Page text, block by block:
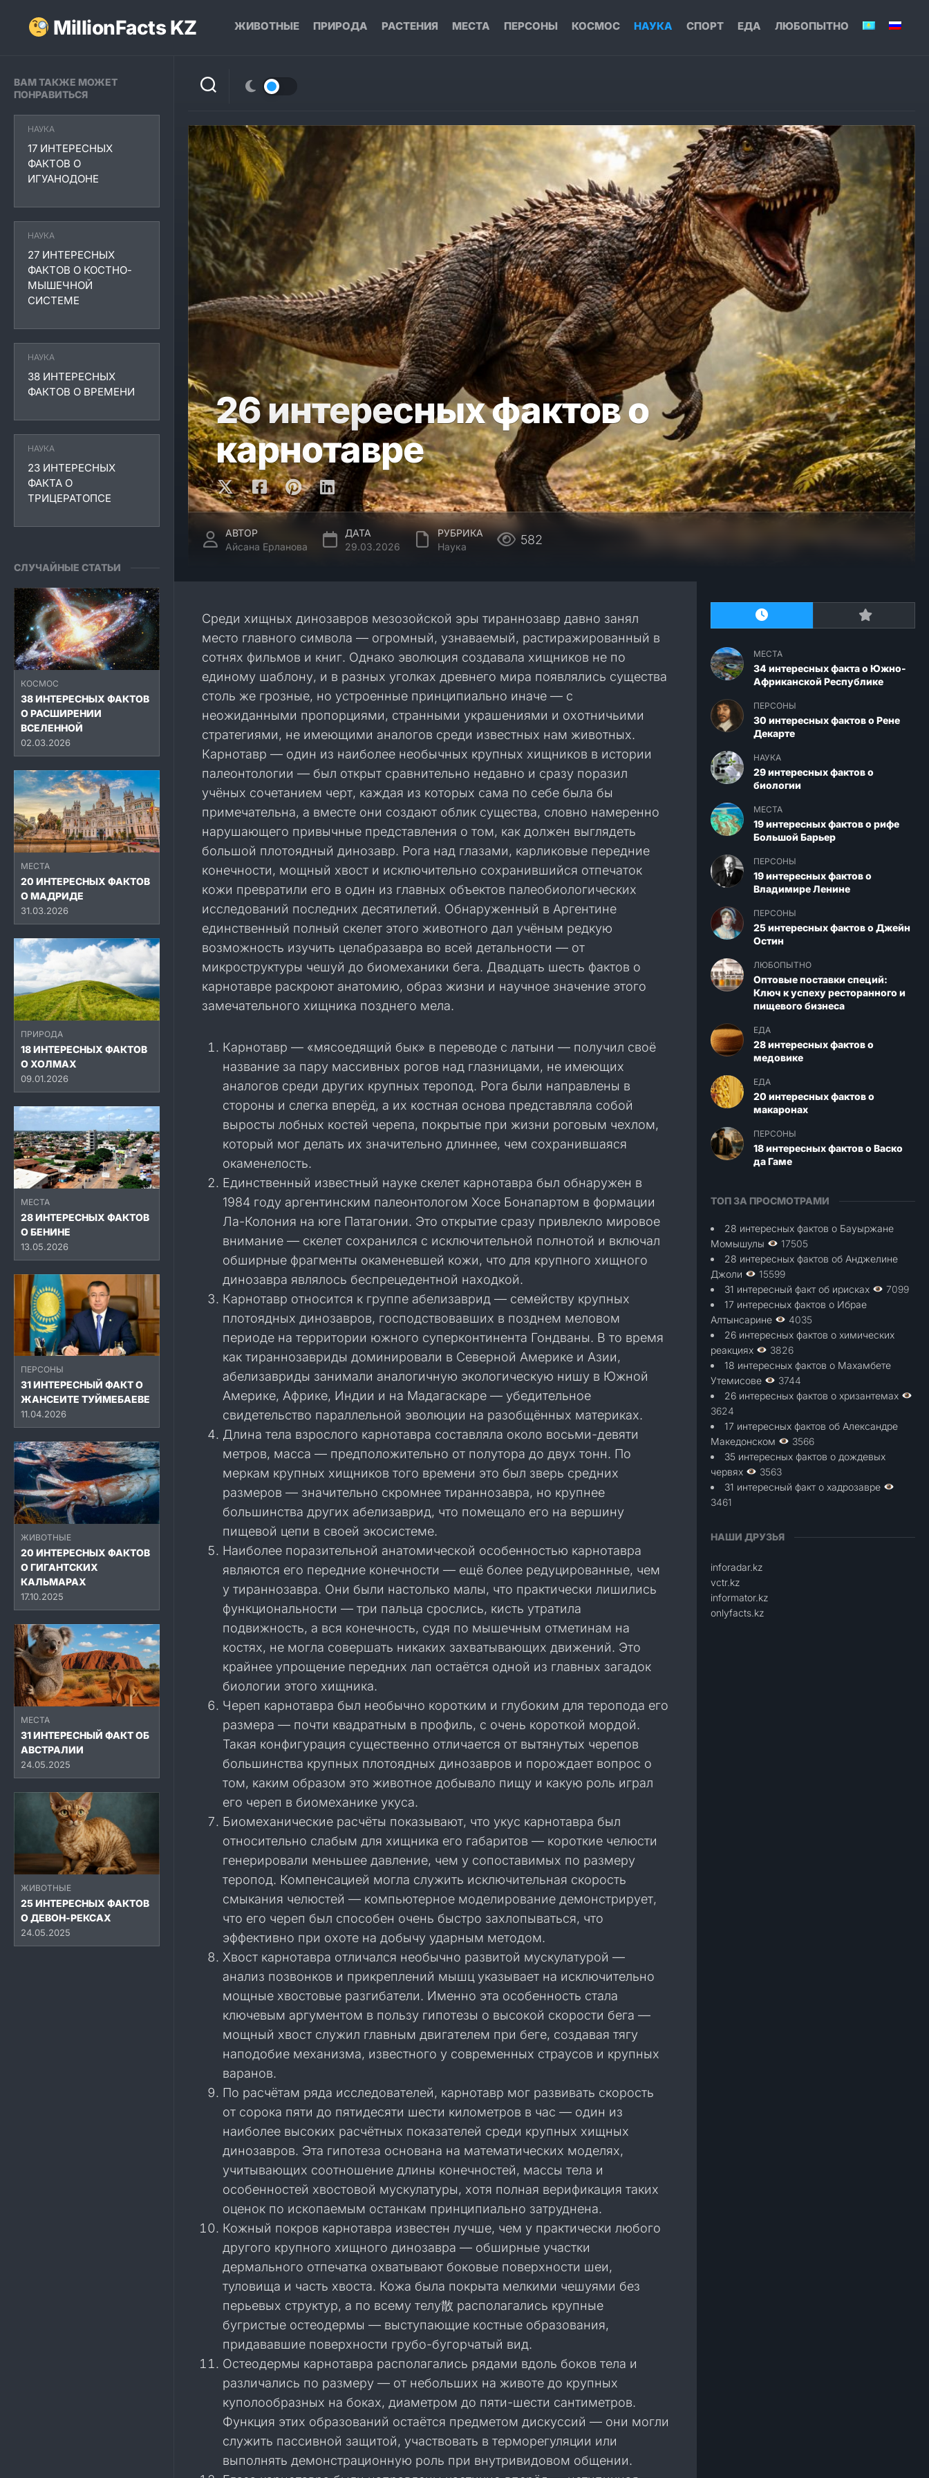
содержаниюMillionFacts KZ ЖИВОТНЫЕ ПРИРОДА РАСТЕНИЯ МЕСТА ПЕРСОНЫ КОСМОС НАУКА СПОРТ ЕДА ЛЮБОПЫТНО
ВАМ ТАКЖЕ МОЖЕТ
ПОНРАВИТЬСЯ
НАУКА
17 ИНТЕРЕСНЫХ
ФАКТОВ О
ИГУАНОДОНЕ
НАУКА
27 ИНТЕРЕСНЫХ
ФАКТОВ О КОСТНО-
МЫШЕЧНОЙ
СИСТЕМЕ
НАУКА
38 ИНТЕРЕСНЫХ
ФАКТОВ О ВРЕМЕНИ
НАУКА
23 ИНТЕРЕСНЫХ
ФАКТА О
ТРИЦЕРАТОПСЕ
СЛУЧАЙНЫЕ СТАТЬИ
КОСМОС
38 ИНТЕРЕСНЫХ ФАКТОВ
О РАСШИРЕНИИ
ВСЕЛЕННОЙ
02.03.2026
МЕСТА
20 ИНТЕРЕСНЫХ ФАКТОВ
О МАДРИДЕ
31.03.2026
ПРИРОДА
18 ИНТЕРЕСНЫХ ФАКТОВ
О ХОЛМАХ
09.01.2026
МЕСТА
28 ИНТЕРЕСНЫХ ФАКТОВ
О БЕНИНЕ
13.05.2026
ПЕРСОНЫ
31 ИНТЕРЕСНЫЙ ФАКТ О
ЖАНСЕИТЕ ТУЙМЕБАЕВЕ
11.04.2026
ЖИВОТНЫЕ
20 ИНТЕРЕСНЫХ ФАКТОВ
О ГИГАНТСКИХ
КАЛЬМАРАХ
17.10.2025
МЕСТА
31 ИНТЕРЕСНЫЙ ФАКТ ОБ
АВСТРАЛИИ
24.05.2025
ЖИВОТНЫЕ
25 ИНТЕРЕСНЫХ ФАКТОВ
О ДЕВОН-РЕКСАХ
24.05.2025
26 интересных фактов о
карнотавре
АВТОР
Айсана Ерланова
ДАТА
29.03.2026
РУБРИКА
Наука
582
Среди хищных динозавров мезозойской эры тираннозавр давно занял
место главного символа — огромный, узнаваемый, растиражированный в
сотнях фильмов и книг. Однако эволюция создавала хищников не по
единому шаблону, и в разных уголках древнего мира появлялись существа
столь же грозные, но устроенные принципиально иначе — с
неожиданными пропорциями, странными украшениями и охотничьими
стратегиями, не имеющими аналогов среди известных нам животных.
Карнотавр — один из наиболее необычных крупных хищников в истории
палеонтологии — был открыт сравнительно недавно и сразу поразил
учёных сочетанием черт, каждая из которых сама по себе была бы
примечательна, а вместе они создают облик существа, словно намеренно
нарушающего привычные представления о том, как должен выглядеть
большой плотоядный динозавр. Рога над глазами, карликовые передние
конечности, мощный хвост и исключительно сохранившийся отпечаток
кожи превратили его в один из главных объектов палеобиологических
исследований последних десятилетий. Обнаруженный в Аргентине
единственный полный скелет этого животного дал учёным редкую
возможность изучить целабразавра во всей детальности — от
микроструктуры чешуй до биомеханики бега. Двадцать шесть фактов о
карнотавре раскроют анатомию, образ жизни и научное значение этого
замечательного хищника позднего мела.
Карнотавр — «мясоедящий бык» в переводе с латыни — получил своё
название за пару массивных рогов над глазницами, не имеющих
аналогов среди других крупных теропод. Рога были направлены в
стороны и слегка вперёд, а их костная основа представляла собой
выросты лобных костей черепа, покрытые при жизни роговым чехлом,
который мог делать их значительно длиннее, чем сохранившаяся
окаменелость.
Единственный известный науке скелет карнотавра был обнаружен в
1984 году аргентинским палеонтологом Хосе Бонапартом в формации
Ла-Колония на юге Патагонии. Это открытие сразу привлекло мировое
внимание — скелет сохранился с исключительной полнотой и включал
обширные фрагменты окаменевшей кожи, что для крупного хищного
динозавра являлось беспрецедентной находкой.
Карнотавр относится к группе абелизаврид — семейству крупных
плотоядных динозавров, господствовавших в позднем меловом
периоде на территории южного суперконтинента Гондваны. В то время
как тираннозавриды доминировали в Северной Америке и Азии,
абелизавриды занимали аналогичную экологическую нишу в Южной
Америке, Африке, Индии и на Мадагаскаре — убедительное
свидетельство параллельной эволюции на разобщённых материках.
Длина тела взрослого карнотавра составляла около восьми-девяти
метров, масса — предположительно от полутора до двух тонн. По
меркам крупных хищников того времени это был зверь средних
размеров — значительно скромнее тираннозавра, но крупнее
большинства других абелизаврид, что помещало его на вершину
пищевой цепи в своей экосистеме.
Наиболее поразительной анатомической особенностью карнотавра
являются его передние конечности — ещё более редуцированные, чем
у тираннозавра. Они были настолько малы, что практически лишились
функциональности — три пальца срослись, кисть утратила
подвижность, а вся конечность, судя по мышечным отметинам на
костях, не могла совершать никаких захватывающих движений. Это
крайнее упрощение передних лап остаётся одной из главных загадок
биологии этого хищника.
Череп карнотавра был необычно коротким и глубоким для теропода его
размера — почти квадратным в профиль, с очень короткой мордой.
Такая конфигурация существенно отличается от вытянутых черепов
большинства крупных плотоядных динозавров и порождает вопрос о
том, каким образом это животное добывало пищу и какую роль играл
его череп в биомеханике укуса.
Биомеханические расчёты показывают, что укус карнотавра был
относительно слабым для хищника его габаритов — короткие челюсти
генерировали меньшее давление, чем у сопоставимых по размеру
теропод. Компенсацией могла служить исключительная скорость
смыкания челюстей — компьютерное моделирование демонстрирует,
что его череп был способен очень быстро захлопываться, что
эффективно при охоте на добычу ударным методом.
Хвост карнотавра отличался необычно развитой мускулатурой —
анализ позвонков и прикреплений мышц указывает на исключительно
мощные хвостовые разгибатели. Именно эта особенность стала
ключевым аргументом в пользу гипотезы о высокой скорости бега —
мощный хвост служил главным двигателем при беге, создавая тягу
наподобие механизма, известного у современных страусов и крупных
варанов.
По расчётам ряда исследователей, карнотавр мог развивать скорость
от сорока пяти до пятидесяти шести километров в час — один из
наиболее высоких расчётных показателей среди крупных хищных
динозавров. Эта гипотеза основана на математических моделях,
учитывающих соотношение длины конечностей, массы тела и
особенностей хвостовой мускулатуры, хотя полная верификация таких
оценок по ископаемым останкам принципиально затруднена.
Кожный покров карнотавра известен лучше, чем у практически любого
другого крупного хищного динозавра — обширные участки
дермального отпечатка охватывают боковые поверхности шеи,
туловища и часть хвоста. Кожа была покрыта мелкими чешуями без
перьевых структур, а по всему телу散 располагались крупные
бугристые остеодермы — выступающие костные образования,
придававшие поверхности грубо-бугорчатый вид.
Остеодермы карнотавра располагались рядами вдоль боков тела и
различались по размеру — от небольших на животе до крупных
куполообразных на боках, диаметром до пяти-шести сантиметров.
Функция этих образований остаётся предметом дискуссий — они могли
служить пассивной защитой, участвовать в терморегуляции или
выполнять демонстрационную роль при внутривидовом общении.
МЕСТА
34 интересных факта о Южно-
Африканской Республике
ПЕРСОНЫ
30 интересных фактов о Рене
Декарте
НАУКА
29 интересных фактов о
биологии
МЕСТА
19 интересных фактов о рифе
Большой Барьер
ПЕРСОНЫ
19 интересных фактов о
Владимире Ленине
ПЕРСОНЫ
25 интересных фактов о Джейн
Остин
ЛЮБОПЫТНО
Оптовые поставки специй:
Ключ к успеху ресторанного и
пищевого бизнеса
ЕДА
28 интересных фактов о
медовике
ЕДА
20 интересных фактов о
макаронах
ПЕРСОНЫ
18 интересных фактов о Васко
да Гаме
ТОП ЗА ПРОСМОТРАМИ
28 интересных фактов о Бауыржане
Момышулы
17505
28 интересных фактов об Анджелине
Джоли
15599
31 интересный факт об ирисках
7099
17 интересных фактов о Ибрае
Алтынсарине
4035
26 интересных фактов о химических
реакциях
3826
18 интересных фактов о Махамбете
Утемисове
3744
26 интересных фактов о хризантемах
3624
17 интересных фактов об Александре
Македонском
3566
35 интересных фактов о дождевых
червях
3563
31 интересный факт о хадрозавре
3461
НАШИ ДРУЗЬЯ
inforadar.kz
vctr.kz
informator.kz
onlyfacts.kz